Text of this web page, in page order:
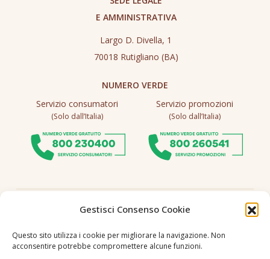
Gestisci Consenso Cookie
Questo sito utilizza i cookie per migliorare la navigazione. Non
acconsentire potrebbe compromettere alcune funzioni.
E AMMINISTRATIVA
Largo D. Divella, 1
70018 Rutigliano (BA)
NUMERO VERDE
Servizio consumatori
(Solo dall’Italia)
Servizio promozioni
(Solo dall’Italia)
Seguici